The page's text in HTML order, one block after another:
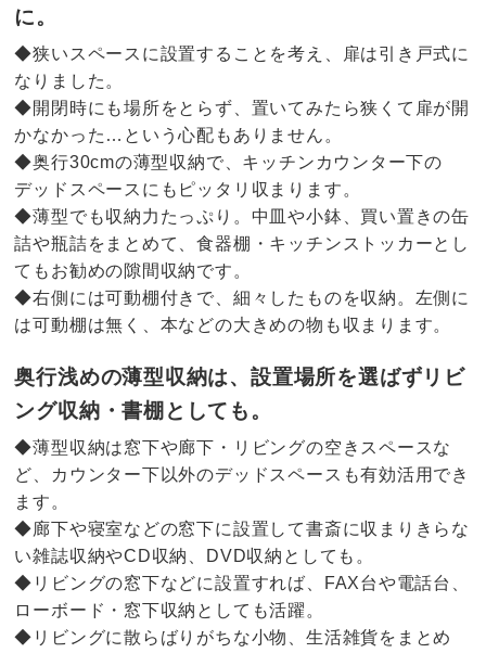
に。
◆狭いスペースに設置することを考え、扉は引き戸式に
なりました。
◆開閉時にも場所をとらず、置いてみたら狭くて扉が開
かなかった…という心配もありません。
◆奥行30cmの薄型収納で、キッチンカウンター下の
デッドスペースにもピッタリ収まります。
◆薄型でも収納力たっぷり。中皿や小鉢、買い置きの缶
詰や瓶詰をまとめて、食器棚・キッチンストッカーとし
てもお勧めの隙間収納です。
◆右側には可動棚付きで、細々したものを収納。左側に
は可動棚は無く、本などの大きめの物も収まります。
奥行浅めの薄型収納は、設置場所を選ばずリビ
ング収納・書棚としても。
◆薄型収納は窓下や廊下・リビングの空きスペースな
ど、カウンター下以外のデッドスペースも有効活用でき
ます。
◆廊下や寝室などの窓下に設置して書斎に収まりきらな
い雑誌収納やCD収納、DVD収納としても。
◆リビングの窓下などに設置すれば、FAX台や電話台、
ローボード・窓下収納としても活躍。
◆リビングに散らばりがちな小物、生活雑貨をまとめ